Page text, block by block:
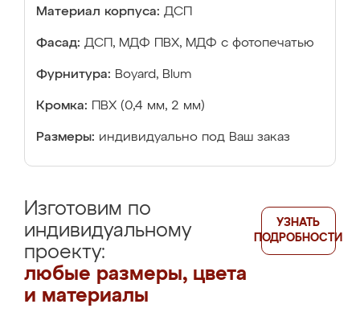
Материал корпуса: ДСП
Фасад: ДСП, МДФ ПВХ, МДФ с фотопечатью
Фурнитура: Boyard, Blum
Кромка: ПВХ (0,4 мм, 2 мм)
Размеры: индивидуально под Ваш заказ
Изготовим по
индивидуальному
проекту:
любые размеры, цвета
и материалы
УЗНАТЬ
ПОДРОБНОСТИ